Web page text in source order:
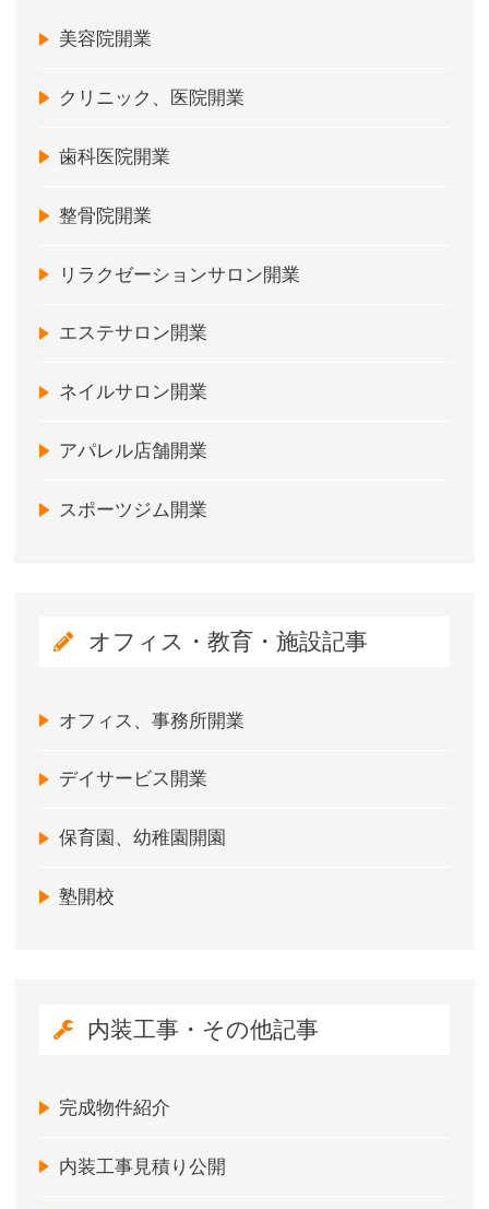
美容院開業
クリニック、医院開業
歯科医院開業
整骨院開業
リラクゼーションサロン開業
エステサロン開業
ネイルサロン開業
アパレル店舗開業
スポーツジム開業
オフィス・教育・施設記事
オフィス、事務所開業
デイサービス開業
保育園、幼稚園開園
塾開校
内装工事・その他記事
完成物件紹介
内装工事見積り公開